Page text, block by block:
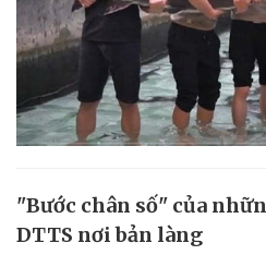
"Bước chân số" của
DTTS nơi bản làng